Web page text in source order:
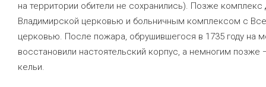
на территории обители не сохранились). Позже комплекс
Владимирской церковью и больничным комплексом с
церковью. После пожара, обрушившегося в 1735 году на
восстановили настоятельский корпус, а немногим позже
кельи.